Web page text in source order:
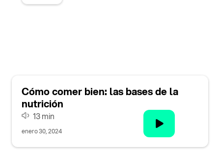
Cómo comer bien: las bases de la
nutrición
13 min
enero 30, 2024